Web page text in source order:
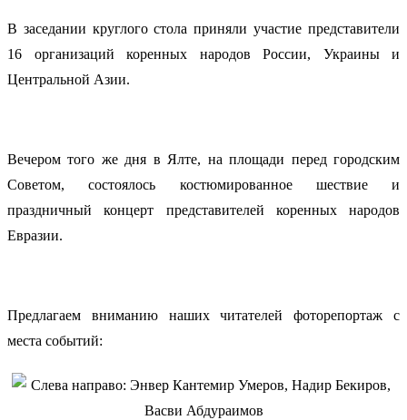
В заседании круглого стола приняли участие представители
16 организаций коренных народов России, Украины и
Центральной Азии.
Вечером того же дня в Ялте, на площади перед городским
Советом, состоялось костюмированное шествие и
праздничный концерт представителей коренных народов
Евразии.
Предлагаем вниманию наших читателей фоторепортаж с
места событий: